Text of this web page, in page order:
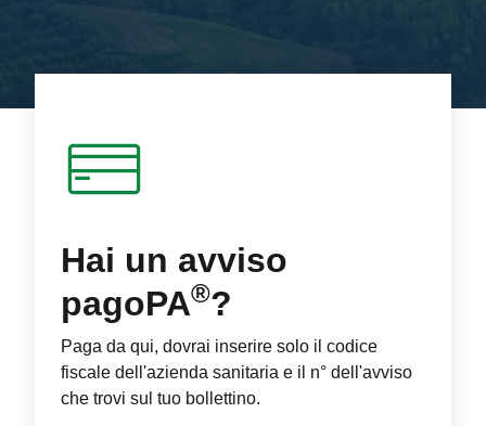
Hai un avviso
pagoPA®?
Paga da qui, dovrai inserire solo il codice
fiscale dell'azienda sanitaria e il n° dell'avviso
che trovi sul tuo bollettino.